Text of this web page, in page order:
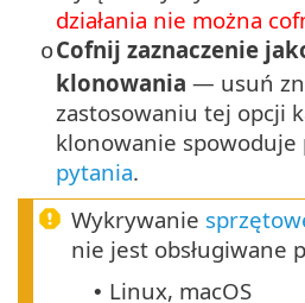
działania nie można
oCofnij zaznaczenie
klonowania — usuń
zastosowaniu tej opcji
klonowanie spowoduje
pytania.
Wykrywanie
nie jest obsługiwane
• Linux, macOS